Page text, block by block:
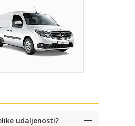
udaljenosti?